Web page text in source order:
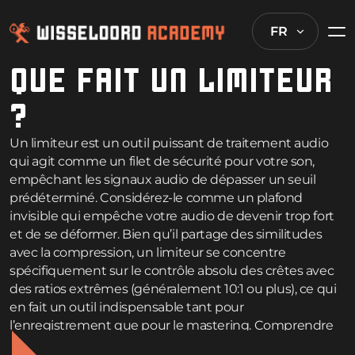
FR
QUE FAIT UN LIMITEUR
?
Un limiteur est un outil puissant de traitement audio
qui agit comme un filet de sécurité pour votre son,
empêchant les signaux audio de dépasser un seuil
prédéterminé. Considérez-le comme un plafond
invisible qui empêche votre audio de devenir trop fort
et de se déformer. Bien qu’il partage des similitudes
avec la compression, un limiteur se concentre
spécifiquement sur le contrôle absolu des crêtes avec
des ratios extrêmes (généralement 10:1 ou plus), ce qui
en fait un outil indispensable tant pour
l’enregistrement que pour le mastering. Comprendre
comment utiliser efficacement les limiteurs peut